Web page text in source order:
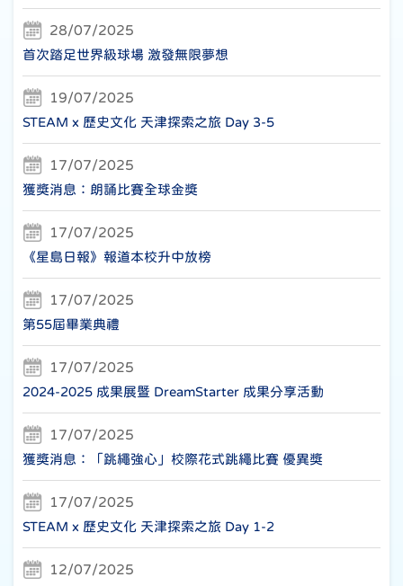
28/07/2025
首次踏足世界級球場 激發無限夢想
19/07/2025
STEAM x 歷史文化 天津探索之旅 Day 3-5
17/07/2025
獲獎消息：朗誦比賽全球金獎
17/07/2025
《星島日報》報道本校升中放榜
17/07/2025
第55屆畢業典禮
17/07/2025
2024-2025 成果展暨 DreamStarter 成果分享活動
17/07/2025
獲獎消息：「跳繩強心」校際花式跳繩比賽 優異獎
17/07/2025
STEAM x 歷史文化 天津探索之旅 Day 1-2
12/07/2025